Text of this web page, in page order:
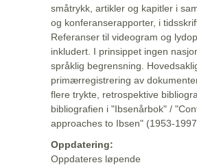
småtrykk, artikler og kapitler i
og konferanserapporter, i
Referanser til videogram og
inkludert. I prinsippet ingen
språklig begrensning.
primærregistrering av
flere trykte, retrospektive
bibliografien i "Ibsenårbok" /
approaches to Ibsen" (1953-
Oppdatering:
Oppdateres løpende